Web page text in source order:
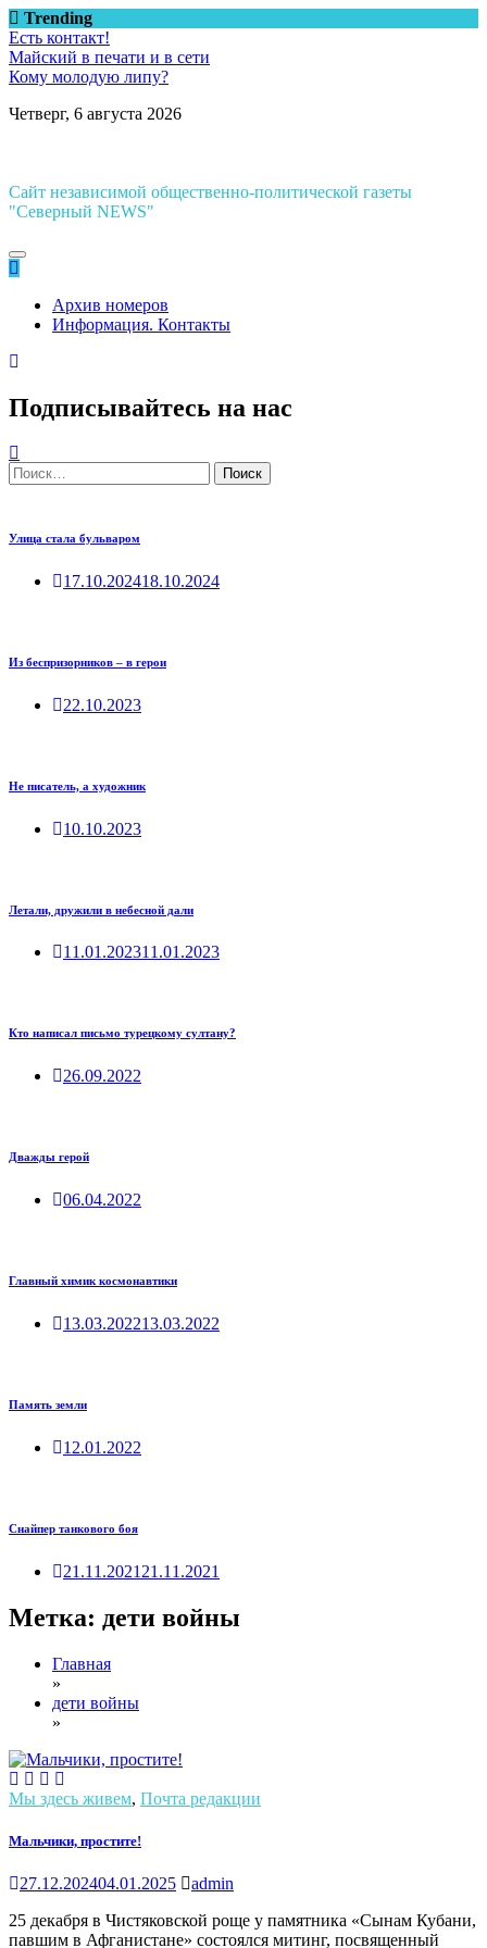
Перейти
к
содержимому
Trending
Есть контакт!
Майский в печати и в сети
Кому молодую липу?
Четверг, 6 августа 2026
Сайт независимой общественно-политической газеты
"Северный NEWS"
Архив номеров
Информация. Контакты
Подписывайтесь на нас
Найти:
Улица стала бульваром
17.10.202418.10.2024
Из беспризорников – в герои
22.10.2023
Не писатель, а художник
10.10.2023
Летали, дружили в небесной дали
11.01.202311.01.2023
Кто написал письмо турецкому султану?
26.09.2022
Дважды герой
06.04.2022
Главный химик космонавтики
13.03.202213.03.2022
Память земли
12.01.2022
Снайпер танкового боя
21.11.2021 21.11.2021
Метка: дети войны
Главная
»
дети войны
»
Мы здесь живем, Почта редакции
Мальчики, простите!
27.12.202404.01.2025
admin
25 декабря в Чистяковской роще у памятника «Сынам Кубани,
павшим в Афганистане» состоялся митинг, посвященный